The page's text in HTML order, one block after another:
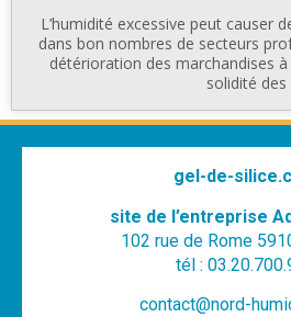
L’humidité excessive peut causer
dans bon nombres de secteurs
détérioration des marchandises à
solidité des
gel-de-
site de l’entreprise
102 rue de Rome
tél :
contact@nord-